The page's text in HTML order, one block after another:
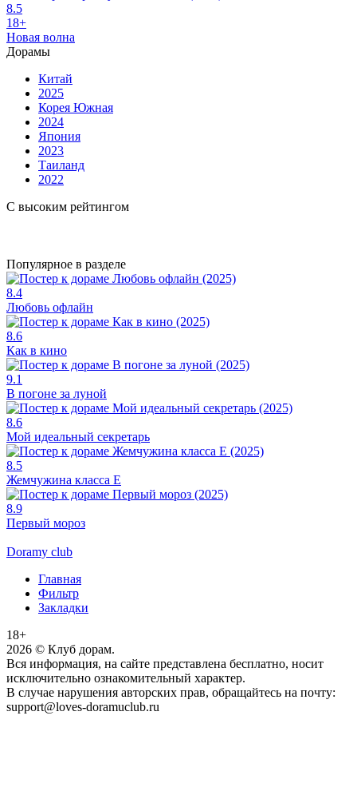
8.5
18+
Новая волна
Дорамы
Китай
2025
Корея Южная
2024
Япония
2023
Таиланд
2022
С высоким рейтингом
Популярное в разделе
8.4
Любовь офлайн
8.6
Как в кино
9.1
В погоне за луной
8.6
Мой идеальный секретарь
8.5
Жемчужина класса Е
8.9
Первый мороз
Doramy club
Главная
Фильтр
Закладки
18+
2026 © Клуб дорам.
Вся информация, на сайте представлена бесплатно, носит
исключительно ознакомительный характер.
В случае нарушения авторских прав, обращайтесь на почту:
support@loves-doramuclub.ru